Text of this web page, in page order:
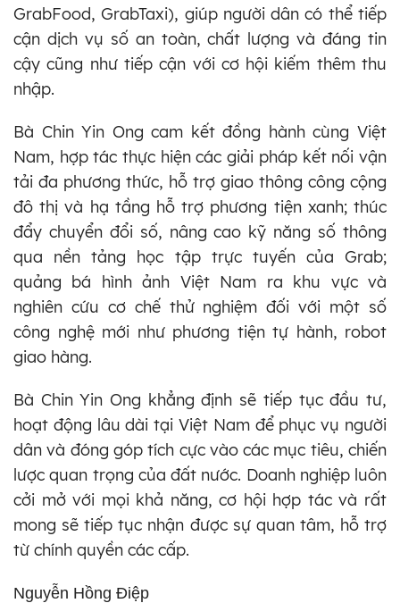
GrabFood, GrabTaxi), giúp người dân có thể tiếp
cận dịch vụ số an toàn, chất lượng và đáng tin
cậy cũng như tiếp cận với cơ hội kiếm thêm thu
nhập.
Bà Chin Yin Ong cam kết đồng hành cùng Việt
Nam, hợp tác thực hiện các giải pháp kết nối vận
tải đa phương thức, hỗ trợ giao thông công cộng
đô thị và hạ tầng hỗ trợ phương tiện xanh; thúc
đẩy chuyển đổi số, nâng cao kỹ năng số thông
qua nền tảng học tập trực tuyến của Grab;
quảng bá hình ảnh Việt Nam ra khu vực và
nghiên cứu cơ chế thử nghiệm đối với một số
công nghệ mới như phương tiện tự hành, robot
giao hàng.
Bà Chin Yin Ong khẳng định sẽ tiếp tục đầu tư,
hoạt động lâu dài tại Việt Nam để phục vụ người
dân và đóng góp tích cực vào các mục tiêu, chiến
lược quan trọng của đất nước. Doanh nghiệp luôn
cởi mở với mọi khả năng, cơ hội hợp tác và rất
mong sẽ tiếp tục nhận được sự quan tâm, hỗ trợ
từ chính quyền các cấp.
Nguyễn Hồng Điệp